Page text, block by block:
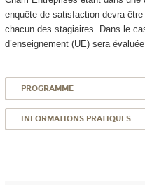
enquête de satisfaction devra
chacun des stagiaires. Dans le
d’enseignement (UE) sera
PROGRAMME
INFORMATIONS PRATIQUES